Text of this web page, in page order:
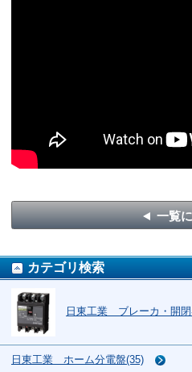
一覧
カテゴリ検索
日東工業 ブレーカ・開
日東工業 ホーム分電盤(35)